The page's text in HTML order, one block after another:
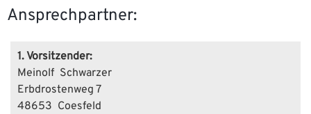
Ansprechpartner:
1. Vorsitzender:
Meinolf Schwarzer
Erbdrostenweg 7
48653 Coesfeld